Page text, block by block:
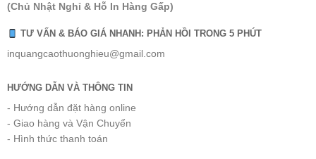
(Chủ Nhật Nghỉ & Hỗ In Hàng Gấp)
TƯ VẤN & BÁO GIÁ NHANH: PHẢN HỒI TRONG 5 PHÚT
inquangcaothuonghieu@gmail.com
HƯỚNG DẪN VÀ THÔNG TIN
- Hướng dẫn đặt hàng online
- Giao hàng và Vận Chuyển
- Hình thức thanh toán